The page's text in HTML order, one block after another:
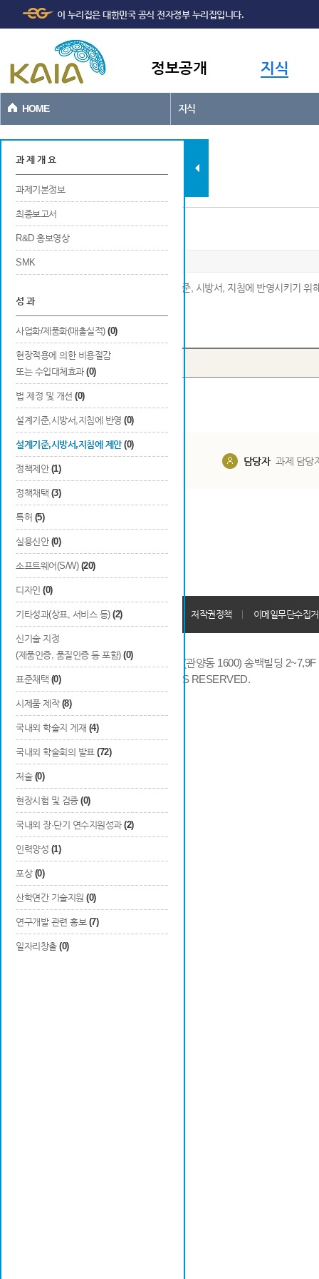
본문바로가기
이 누리집은 대한민국 공식 전자정부 누리집입니다.
정보공개 지식
HOME 지식
과제현황
과 제 개 요
과제기본정보
최종보고서
R&D 홍보영상
SMK
성 과
사업화/제품화(매출실적) (0)
현장적용에 의한 비용절감
또는 수입대체효과 (0)
법 제정 및 개선 (0)
설계기준,시방서,지침에 반영 (0)
설계기준,시방서,지침에 제안 (0)
정책제안 (1)
정책채택 (3)
특허 (5)
실용신안 (0)
소프트웨어(S/W) (20)
디자인 (0)
기타성과(상표, 서비스 등) (2)
신기술 지정
(제품인증, 품질인증 등 포함) (0)
표준채택 (0)
시제품 제작 (8)
국내외 학술지 게재 (4)
국내외 학술회의 발표 (72)
저술 (0)
현장시험 및 검증 (0)
국내외 장·단기 연수지원성과 (2)
인력양성 (1)
포상 (0)
산학연간 기술지원 (0)
연구개발 관련 홍보 (7)
일자리창출 (0)
설계기준, 시방서, 지침에 제안
※ 연구개발 결과가 공공적인 목적으로 설계기준, 시방서, 지침에 반영시키기 위
Total0건
번호 종류
담당자 과제 담당
개인정보처리방침 회원가입약관 저작권정책 이메일무단수집
14066 경기도 안양시 동안구 시민대로 286 (관양동 1600) 송백빌딩
COPYRIGHTS © 2014 KAIA, ALL RIGHTS RESERVED.